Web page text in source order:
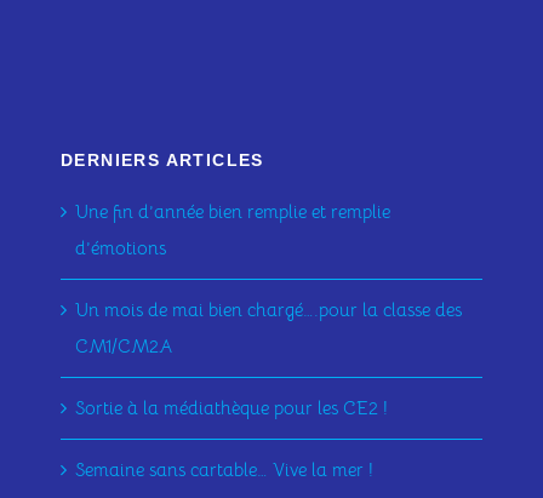
DERNIERS ARTICLES
Une fin d’année bien remplie et remplie
d’émotions
Un mois de mai bien chargé….pour la classe des
CM1/CM2A
Sortie à la médiathèque pour les CE2 !
Semaine sans cartable… Vive la mer !